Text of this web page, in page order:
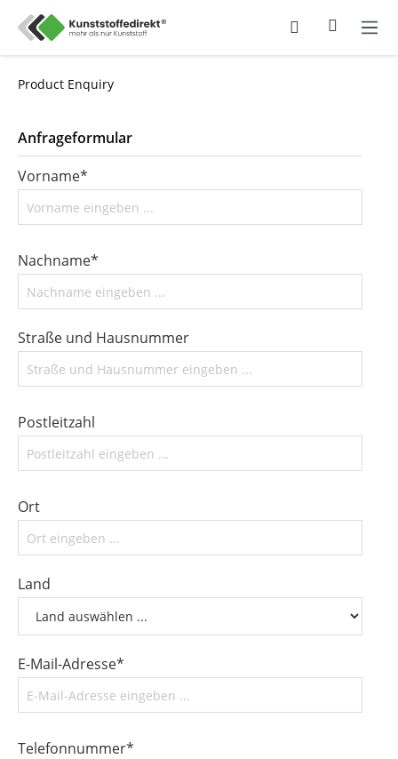
Product Enquiry
Anfrageformular
Vorname*
Nachname*
Straße und Hausnummer
Postleitzahl
Ort
Land
E-Mail-Adresse*
Telefonnummer*